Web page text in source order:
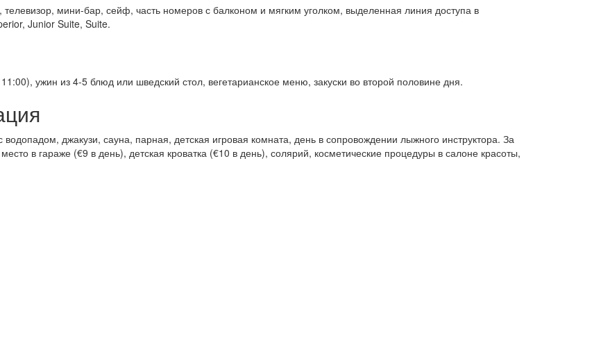
мини-бар, сейф, часть номеров с балконом и мягким уголком, выделенная линия доступа в
Junior Suite, Suite.
ужин из 4-5 блюд или шведский стол, вегетарианское меню, закуски во второй половине дня.
джакузи, сауна, парная, детская игровая комната, день в сопровождении лыжного инструктора. За
в гараже (€9 в день), детская кроватка (€10 в день), солярий, косметические процедуры в салоне красоты,